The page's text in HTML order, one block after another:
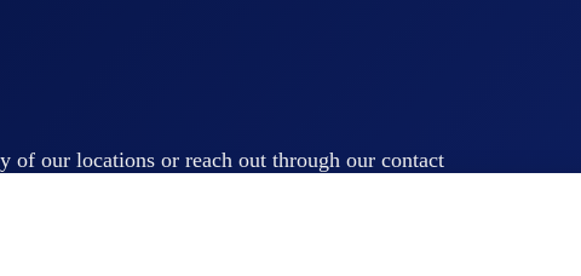
of our locations or reach out through our contact